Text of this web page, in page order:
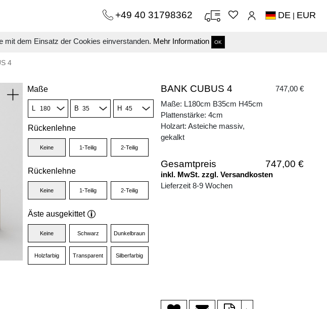
mit dem Einsatz der Cookies einverstanden. Mehr Information OK
+49 40 31798362 DE | EUR
4
Maße
L B H
Rückenlehne
Keine 1-Teilig 2-Teilig
Rückenlehne
Keine 1-Teilig 2-Teilig
Äste ausgekittet
Keine Schwarz Dunkelbraun
Holzfarbig Transparent Silberfarbig
BANK CUBUS 4
747,00 €
Maße: L180cm B35cm H45cm
Plattenstärke: 4cm
Holzart: Asteiche massiv,
gekalkt
Gesamtpreis 747,00 €
inkl. MwSt. zzgl. Versandkosten
Lieferzeit 8-9 Wochen